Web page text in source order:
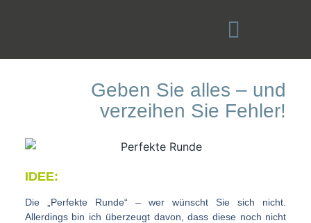
Geben Sie alles – und
verzeihen Sie Fehler!
IDEE:
Die „Perfekte Runde“ – wer wünscht Sie sich nicht.
Allerdings bin ich überzeugt davon, dass diese noch nicht